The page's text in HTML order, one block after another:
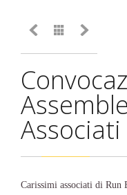
Associati
  
Carissimi associati di Run